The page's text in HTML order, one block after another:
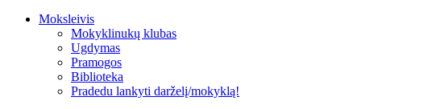
Moksleivis
Mokyklinukų klubas
Ugdymas
Pramogos
Biblioteka
Pradedu lankyti darželį/mokyklą!